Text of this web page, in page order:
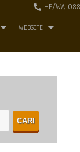
HP/WA
WEBSITE